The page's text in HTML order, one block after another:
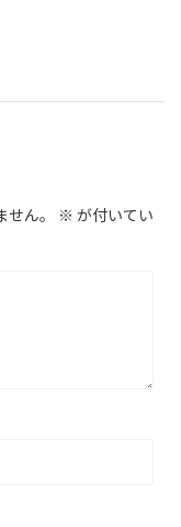
ん。 ※ が付いてい